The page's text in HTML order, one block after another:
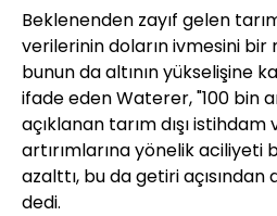
Beklenenden zayıf gelen
verilerinin doların ivmesini bir
bunun da altının yükselişine
ifade eden Waterer, "100 bin
açıklanan tarım dışı istihdam
artırımlarına yönelik
azalttı, bu da getiri açısından
dedi.